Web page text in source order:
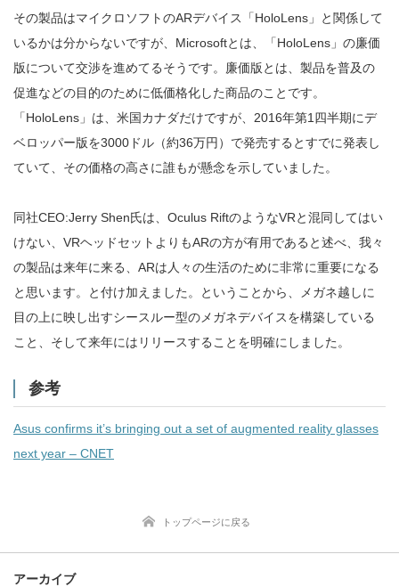
その製品はマイクロソフトのARデバイス「HoloLens」と関係して
いるかは分からないですが、Microsoftとは、「HoloLens」の廉価
版について交渉を進めてるそうです。廉価版とは、製品を普及の
促進などの目的のために低価格化した商品のことです。
「HoloLens」は、米国カナダだけですが、2016年第1四半期にデ
ベロッパー版を3000ドル（約36万円）で発売するとすでに発表し
ていて、その価格の高さに誰もが懸念を示していました。
同社CEO:Jerry Shen氏は、Oculus RiftのようなVRと混同してはい
けない、VRヘッドセットよりもARの方が有用であると述べ、我々
の製品は来年に来る、ARは人々の生活のために非常に重要になる
と思います。と付け加えました。ということから、メガネ越しに
目の上に映し出すシースルー型のメガネデバイスを構築している
こと、そして来年にはリリースすることを明確にしました。
参考
Asus confirms it’s bringing out a set of augmented reality glasses
next year – CNET
トップページに戻る
アーカイブ